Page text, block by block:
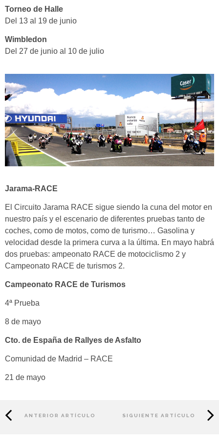
Torneo de Halle
Del 13 al 19 de junio
Wimbledon
Del 27 de junio al 10 de julio
Jarama-RACE
El Circuito Jarama RACE sigue siendo la cuna del motor en
nuestro país y el escenario de diferentes pruebas tanto de
coches, como de motos, como de turismo… Gasolina y
velocidad desde la primera curva a la última. En mayo habrá
dos pruebas: ampeonato RACE de motociclismo 2 y
Campeonato RACE de turismos 2.
Campeonato RACE de Turismos
4ª Prueba
8 de mayo
Cto. de España de Rallyes de Asfalto
Comunidad de Madrid – RACE
21 de mayo
ANTERIOR ARTÍCULO SIGUIENTE ARTÍCULO